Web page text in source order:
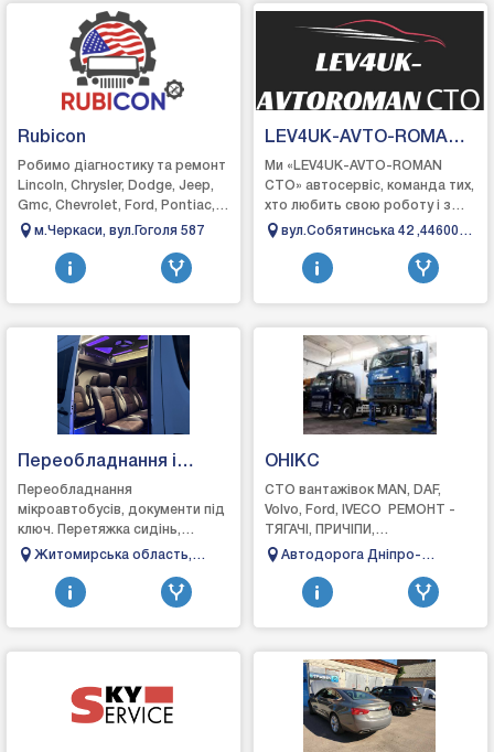
Rubicon
Робимо діагностику та ремонт
Lincoln, Chrysler, Dodge, Jeep,
Gmc, Chevrolet, Ford, Pontiac,
Saturn, Mercury, Buick, Cadillac,
м.Черкаси, вул.Гоголя 587
LEV4UK-AVTO-ROMA
CTO
Ми «LEV4UK-AVTO-ROMAN
СТО» автосервіс, команда тих,
хто любить свою роботу і з
задоволенням допомагаємо
вашим автомобі...
вул.Собятинська 42 ,44600
Маневичі
Переобладнання і
обшивка авто
Переобладнання
мікроавтобусів, документи під
ключ. Перетяжка сидінь,
обшивка автобусів, бусів та
столики, дивани, автоно...
Житомирська область,
місто Бердичів. Вулиця
Короленка, 39
ОНІКС
СТО вантажівок MAN, DAF,
Volvo, Ford, IVECO РЕМОНТ -
ТЯГАЧІ, ПРИЧІПИ,
НАПІВПРИЧІПИ, АВТОБУСИДо
перевірки гал...
Автодорога Дніпро-
Царичанка-Кобеляки-
Решетилівка, 24км